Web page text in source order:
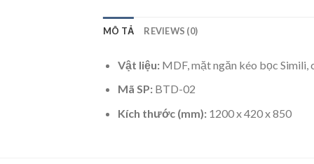
MÔ TẢ REVIEWS (0)
Vật liệu:MDF, mặt ngăn kéo bọc Simili,
Mã SP: BTD-02
Kích thước (mm):1200 x 420 x 850